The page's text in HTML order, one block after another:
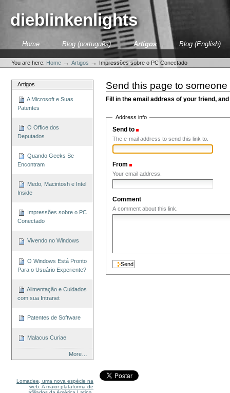
content.dieblinkenlights
SectionsHome Blog (português) Artigos Blog (English)
tools
You are here: Home →Artigos → Impressões sobre o PC Conectado
Artigos
A Microsoft e Suas
Patentes
O Office dos
Deputados
Quando Geeks Se
Encontram
Medo, Macintosh e Intel
Inside
Impressões sobre o PC
Conectado
Vivendo no Windows
O Windows Está Pronto
Para o Usuário Experiente?
Alimentação e Cuidados
com sua Intranet
Patentes de Software
Malacus Curiae
More…
Lomadee, uma nova espécie na
web. A maior plataforma de
Send this page to someone
Fill in the email address of your friend,
Address info
Send to
The e-mail address to send this link to.
From
Your email address.
Comment
A comment about this link.